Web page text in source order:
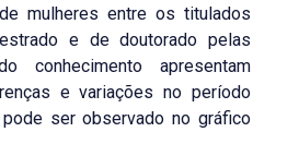
mulheres entre os titulados
e de doutorado pelas
conhecimento apresentam
e variações no período
ser observado no gráfico